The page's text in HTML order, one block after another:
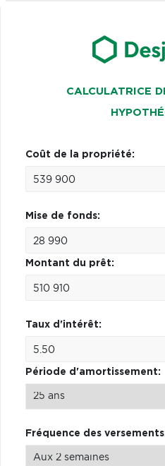
CALCULATRICE
Coût de la propriété:
Mise de fonds:
Montant du prêt:
Taux d'intérêt:
Période d'amortissement:
Fréquence des